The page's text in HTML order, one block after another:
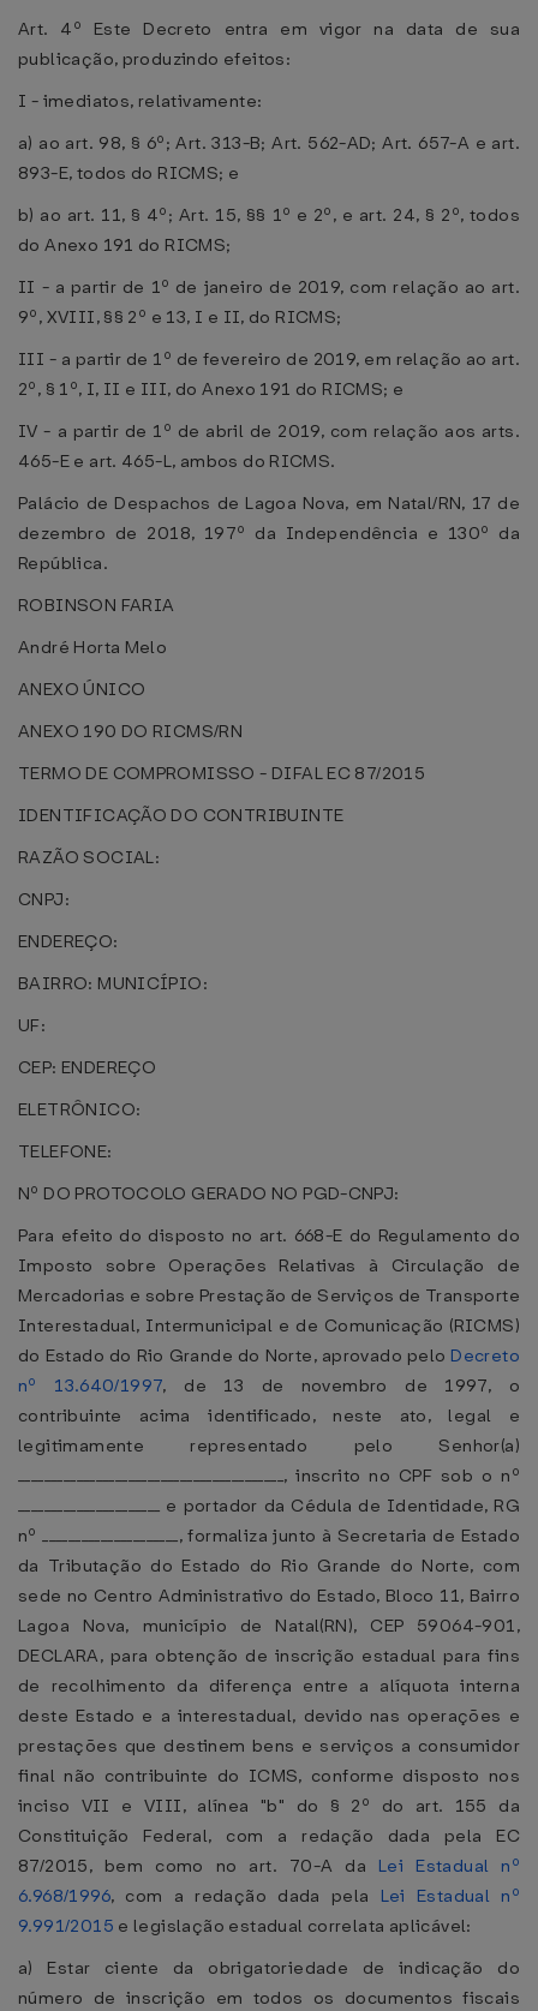
Art. 4º Este Decreto entra em vigor na data de sua
publicação, produzindo efeitos:
I - imediatos, relativamente:
a) ao art. 98, § 6º; Art. 313-B; Art. 562-AD; Art. 657-A e art.
893-E, todos do RICMS; e
b) ao art. 11, § 4º; Art. 15, §§ 1º e 2º, e art. 24, § 2º, todos
do Anexo 191 do RICMS;
II - a partir de 1º de janeiro de 2019, com relação ao art.
9º, XVIII, §§ 2º e 13, I e II, do RICMS;
III - a partir de 1º de fevereiro de 2019, em relação ao art.
2º, § 1º, I, II e III, do Anexo 191 do RICMS; e
IV - a partir de 1º de abril de 2019, com relação aos arts.
465-E e art. 465-L, ambos do RICMS.
Palácio de Despachos de Lagoa Nova, em Natal/RN, 17 de
dezembro de 2018, 197º da Independência e 130º da
República.
ROBINSON FARIA
André Horta Melo
ANEXO ÚNICO
ANEXO 190 DO RICMS/RN
TERMO DE COMPROMISSO - DIFAL EC 87/2015
IDENTIFICAÇÃO DO CONTRIBUINTE
RAZÃO SOCIAL:
CNPJ:
ENDEREÇO:
BAIRRO: MUNICÍPIO:
UF:
CEP: ENDEREÇO
ELETRÔNICO:
TELEFONE:
Nº DO PROTOCOLO GERADO NO PGD-CNPJ:
Para efeito do disposto no art. 668-E do Regulamento do
Imposto sobre Operações Relativas à Circulação de
Mercadorias e sobre Prestação de Serviços de Transporte
Interestadual, Intermunicipal e de Comunicação (RICMS)
do Estado do Rio Grande do Norte, aprovado pelo Decreto
nº 13.640/1997, de 13 de novembro de 1997, o
contribuinte acima identificado, neste ato, legal e
legitimamente representado pelo Senhor(a)
_________________________________________, inscrito no CPF sob o nº
______________________ e portador da Cédula de Identidade, RG
nº _____________________, formaliza junto à Secretaria de Estado
da Tributação do Estado do Rio Grande do Norte, com
sede no Centro Administrativo do Estado, Bloco 11, Bairro
Lagoa Nova, município de Natal(RN), CEP 59064-901,
DECLARA, para obtenção de inscrição estadual para fins
de recolhimento da diferença entre a alíquota interna
deste Estado e a interestadual, devido nas operações e
prestações que destinem bens e serviços a consumidor
final não contribuinte do ICMS, conforme disposto nos
inciso VII e VIII, alínea "b" do § 2º do art. 155 da
Constituição Federal, com a redação dada pela EC
87/2015, bem como no art. 70-A da Lei Estadual nº
6.968/1996, com a redação dada pela Lei Estadual nº
9.991/2015 e legislação estadual correlata aplicável:
a) Estar ciente da obrigatoriedade de indicação do
número de inscrição em todos os documentos fiscais